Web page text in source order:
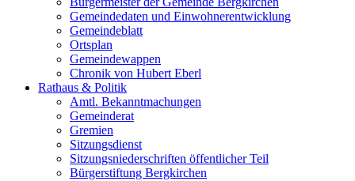
Gemeindedaten und Einwohnerentwicklung
Gemeindeblatt
Ortsplan
Gemeindewappen
Chronik von Hubert Eberl
Rathaus & Politik
Amtl. Bekanntmachungen
Gemeinderat
Gremien
Sitzungsdienst
Sitzungsniederschriften öffentlicher Teil
Bürgerstiftung Bergkirchen